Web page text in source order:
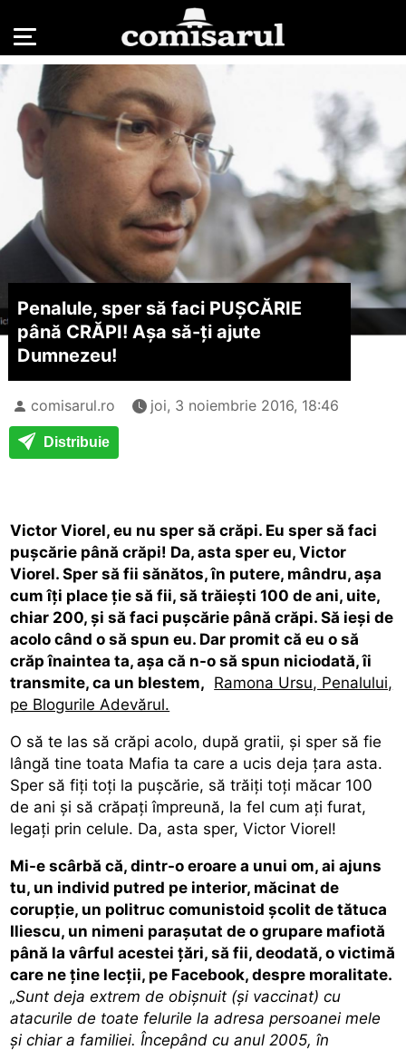
Penalule, sper să faci PUȘCĂRIE
până CRĂPI! Așa să-ți ajute
Dumnezeu!
comisarul.ro joi, 3 noiembrie 2016, 18:46
Distribuie
Victor Viorel, eu nu sper să crăpi. Eu sper să faci
puşcărie până crăpi! Da, asta sper eu, Victor
Viorel. Sper să fii sănătos, în putere, mândru, aşa
cum îţi place ţie să fii, să trăieşti 100 de ani, uite,
chiar 200, şi să faci puşcărie până crăpi. Să ieşi de
acolo când o să spun eu. Dar promit că eu o să
crăp înaintea ta, aşa că n-o să spun niciodată, îi
transmite, ca un blestem, Ramona Ursu, Penalului,
pe Blogurile Adevărul.
O să te las să crăpi acolo, după gratii, şi sper să fie
lângă tine toata Mafia ta care a ucis deja ţara asta.
Sper să fiţi toţi la puşcărie, să trăiţi toţi măcar 100
de ani şi să crăpaţi împreună, la fel cum aţi furat,
legaţi prin celule. Da, asta sper, Victor Viorel!
Mi-e scârbă că, dintr-o eroare a unui om, ai ajuns
tu, un individ putred pe interior, măcinat de
corupţie, un politruc comunistoid şcolit de tătuca
Iliescu, un nimeni paraşutat de o grupare mafiotă
până la vârful acestei ţări, să fii, deodată, o victimă
care ne ţine lecţii, pe Facebook, despre moralitate.
„Sunt deja extrem de obişnuit (şi vaccinat) cu
atacurile de toate felurile la adresa persoanei mele
şi chiar a familiei. Începând cu anul 2005, în